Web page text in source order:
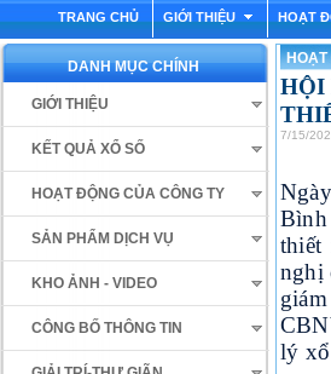
TRANG CHỦ GIỚI THIỆU HOẠT
DANH MỤC CHÍNH
GIỚI THIỆU
KẾT QUẢ XỔ SỐ
HOẠT ĐỘNG CỦA CÔNG TY
SẢN PHẨM DỊCH VỤ
KHO ẢNH - VIDEO
CÔNG BỐ THÔNG TIN
HỘI
7/15/
thiết
nghị
lý xổ